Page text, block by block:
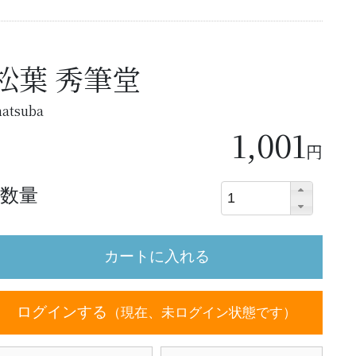
葉 秀筆堂
1,001 円
数量
ログインする （現在、未ログイン状態です）